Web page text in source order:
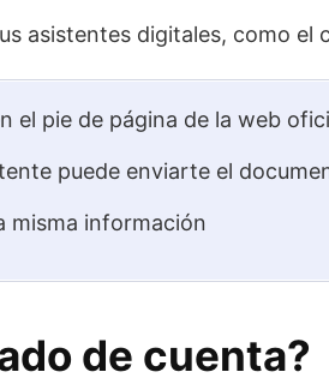
asistentes digitales, como el
el pie de página de la web
puede enviarte el
misma información
de cuenta?